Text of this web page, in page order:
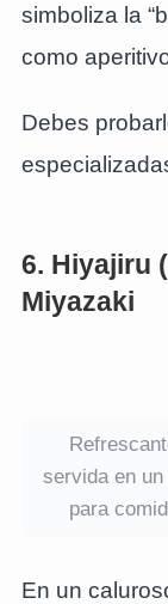
simboliza la
como
Debes
6. Hiyajiru
Miyazaki
servida en
para
En un